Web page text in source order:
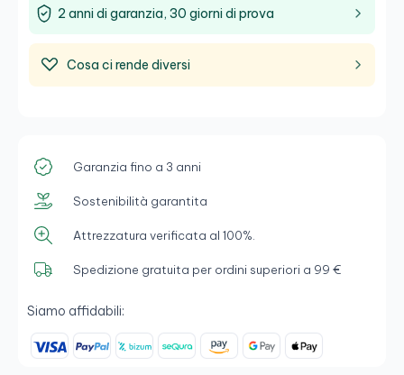
2 anni di garanzia, 30 giorni di prova
Cosa ci rende diversi
Garanzia fino a 3 anni
Sostenibilità garantita
Attrezzatura verificata al 100%.
Spedizione gratuita per ordini superiori a 99 €
Siamo affidabili: